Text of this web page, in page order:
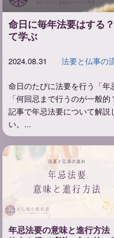
命日に毎年法要はする
て学ぶ
2024.08.31 法要と仏事の
命日のたびに法要を行う「年
「何回忌まで行うのが一般
記事で年忌法要について解
い。...
年忌法要の意味と進行方法